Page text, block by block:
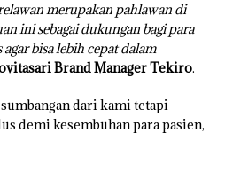
merupakan pahlawan di
ini sebagai dukungan bagi para
bisa lebih cepat dalam
Brand Manager Tekiro.
dari kami tetapi
demi kesembuhan para pasien,